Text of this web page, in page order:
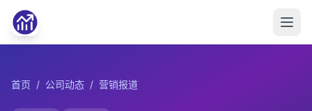
首页 / 公司动态 / 营销报道